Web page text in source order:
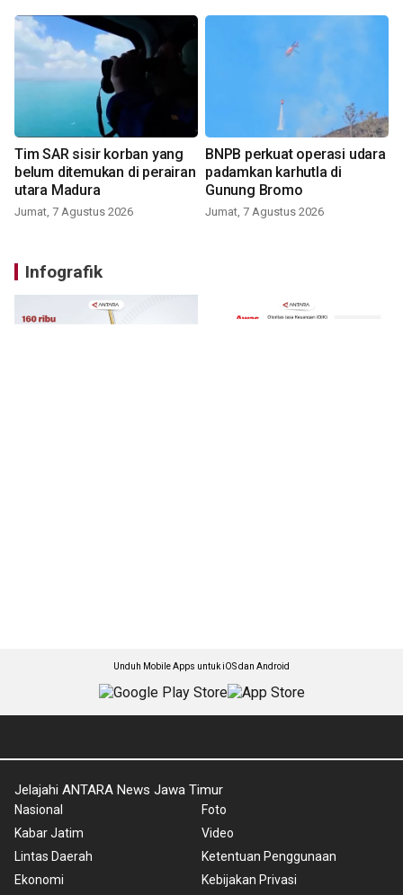
Tim SAR sisir korban yang
belum ditemukan di perairan
utara Madura
Jumat, 7 Agustus 2026
BNPB perkuat operasi udara
padamkan karhutla di
Gunung Bromo
Jumat, 7 Agustus 2026
Infografik
Unduh Mobile Apps untuk iOS dan Android
Jelajahi ANTARA News Jawa Timur
Nasional
Kabar Jatim
Lintas Daerah
Ekonomi
Foto
Video
Ketentuan Penggunaan
Kebijakan Privasi